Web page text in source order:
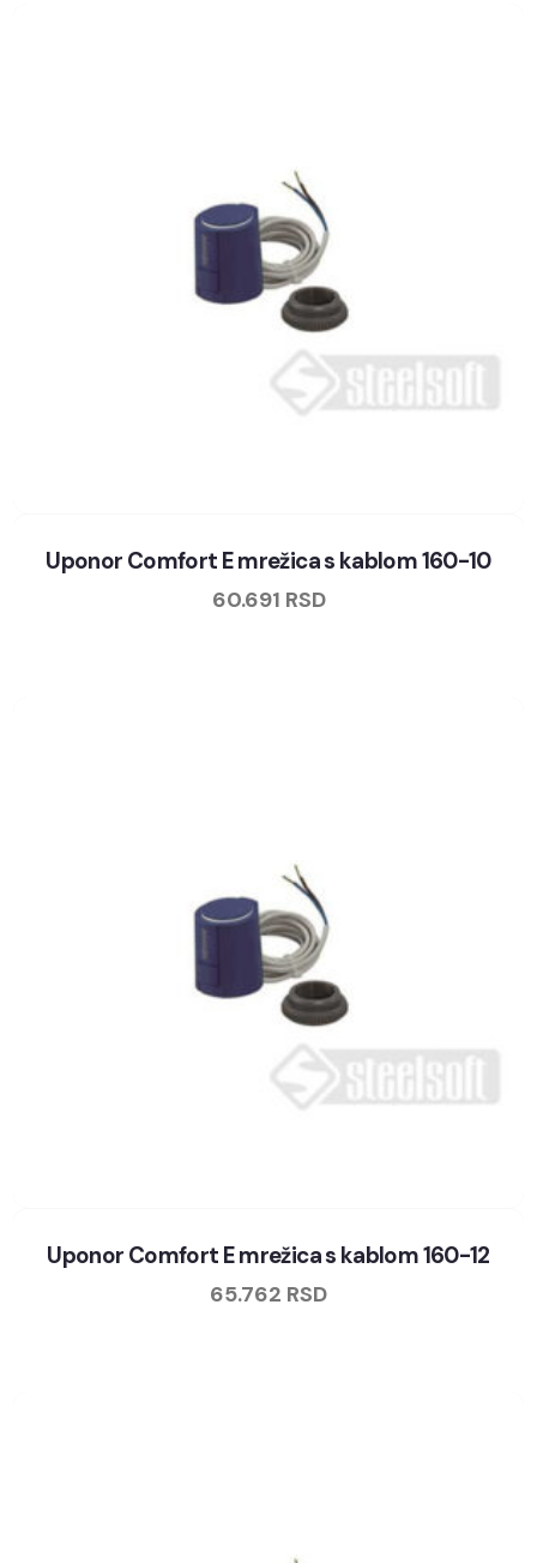
Uponor Comfort E mrežica s kablom 160-10
60.691 RSD
Uponor Comfort E mrežica s kablom 160-12
65.762 RSD